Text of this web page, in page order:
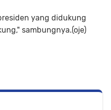
yang didukung
sambungnya.(oje)